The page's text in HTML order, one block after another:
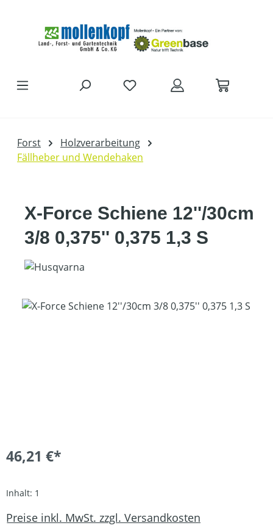
Forst
Holzverarbeitung
Fällheber und Wendehaken
X-Force Schiene 12''/30cm
3/8 0,375'' 0,375 1,3 S
Bildergalerie überspringen
46,21 €*
Inhalt: 1
Preise inkl. MwSt. zzgl. Versandkosten